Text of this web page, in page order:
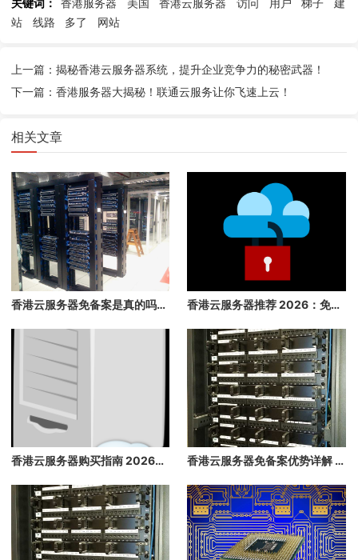
关键词： 香港服务器 美国 香港云服务器 访问 用户 梯子
建
站
线路 多了 网站
上一篇：揭秘香港云服务器系统，提升企业竞争力的秘密武器！
下一篇：香港服务器大揭秘！联通云服务让你飞速上云！
相关文章
香港云服务器免备案是真的吗？2026 年最详细的免备案指南，3 分钟快速上线 香港云服务器推荐 2026：免备案、速度快、稳定性高的香港云主机推荐
香港云服务器购买指南 2026：免备案、高速、稳定的海外云主机推荐 香港云服务器免备案优势详解 2026：快速上线，无需等待备案